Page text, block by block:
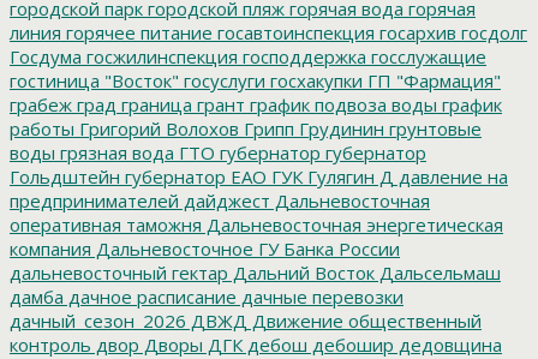
городской парк городской пляж горячая вода горячая
линия горячее питание госавтоинспекция госархив госдолг
Госдума госжилинспекция господдержка госслужащие
гостиница "Восток" госуслуги госхакупки ГП "Фармация"
грабеж град граница грант график подвоза воды график
работы Григорий Волохов Грипп Грудинин грунтовые
воды грязная вода ГТО губернатор губернатор
Гольдштейн губернатор ЕАО ГУК Гулягин Д давление на
предпринимателей дайджест Дальневосточная
оперативная таможня Дальневосточная энергетическая
компания Дальневосточное ГУ Банка России
дальневосточный гектар Дальний Восток Дальсельмаш
дамба дачное расписание дачные перевозки
дачный_сезон_2026 ДВЖД Движение общественный
контроль двор Дворы ДГК дебош дебошир дедовщина